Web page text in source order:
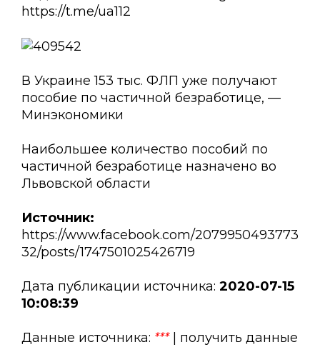
https://t.me/ua112
В Украине 153 тыс. ФЛП уже получают
пособие по частичной безработице, —
Минэкономики
Наибольшее количество пособий по
частичной безработице назначено во
Львовской области
Источник:
https://www.facebook.com/2079950493773
32/posts/1747501025426719
Дата публикации источника: 2020-07-15
10:08:39
Данные источника: ***| получить данные